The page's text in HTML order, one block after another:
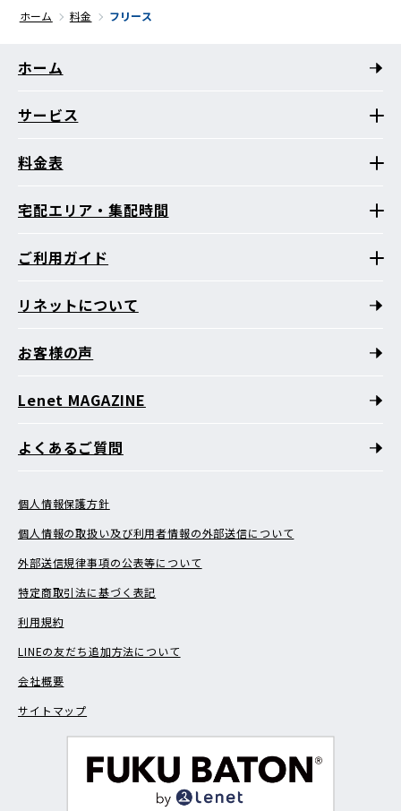
ホーム 料金 フリース
ホーム
サービス
料金表
宅配エリア・集配時間
ご利用ガイド
リネットについて
お客様の声
Lenet MAGAZINE
よくあるご質問
個人情報保護方針
個人情報の取扱い及び利用者情報の外部送信について
外部送信規律事項の公表等について
特定商取引法に基づく表記
利用規約
LINEの友だち追加方法について
会社概要
サイトマップ